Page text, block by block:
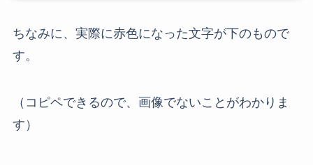
ちなみに、実際に赤色になった文字が下のもので
す。
（コピペできるので、画像でないことがわかりま
す）